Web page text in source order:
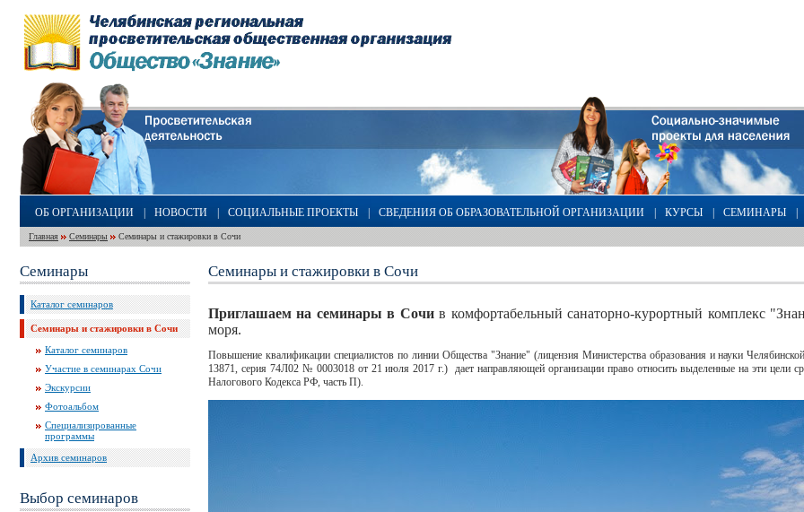
ОБ ОРГАНИЗАЦИИ НОВОСТИ СОЦИАЛЬНЫЕ ПРОЕКТЫ СВЕДЕНИЯ ОБ ОБРАЗОВАТЕЛЬНОЙ ОРГАНИЗАЦИИ КУРСЫ СЕМИНАРЫ
Главная Семинары Семинары и стажировки в Сочи
Семинары
Каталог семинаров
Семинары и стажировки в Сочи
Каталог семинаров
Участие в семинарах Сочи
Экскурсии
Фотоальбом
Специализированные
программы
Архив семинаров
Выбор семинаров
Семинары и стажировки в Сочи
Приглашаем на семинары в Сочив комфортабельный санаторно-курортный комплекс
моря.
Повышение квалификации специалистов по линии Общества "Знание" (лицензия Министерства образования и науки
13871, серия 74Л02 № 0003018 от 21 июля 2017 г.) дает направляющей организации право относить выделенные на эти цели
Налогового Кодекса РФ, часть П).